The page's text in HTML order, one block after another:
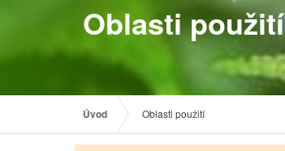
Oblasti použití
Úvod Oblasti použití